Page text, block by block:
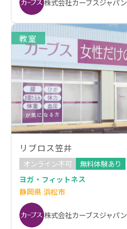
株式会社カーブスジャパン
教室
リブロス笠井
オンライン不可
無料体験あり
ヨガ・フィットネス
静岡県 浜松市
株式会社カーブスジャパン